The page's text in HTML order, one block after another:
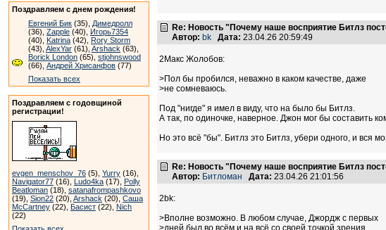
Поздравляем с днем рождения!
Евгений Бик (35), Димедролл
(36), Zapple (40), Игорь7354
(40), Katrina (42), Rory Storm
(43), AlexYar (61), Arshack (63),
Borick London (65), stjohnswood
(66), Андрей Хрисанфов (77)
Показать всех
Поздравляем с годовщиной
регистрации!
evgen_menschov_76 (5), Yurry (16),
Navigator77 (16), Ludo4ka (17), Polly
Beatloman (18), satanafrompashkovo
(19), Sion22 (20), Arshack (20), Саша
McCartney (22), Басист (22), Nich
(22)
Re: Новость "Почему наше восприятие Битлз
Автор: bk Дата: 23.04.26 20:59:49
2Макс Жолобов:
>Пол бы пробился, неважно в каком качестве, даже
>не сомневаюсь.
Под "нигде" я имел в виду, что на было бы Битлз.
А так, по одиночке, наверное. Джон мог бы составить
Но это всё "бы". Битлз это Битлз, убери одного, и вся
Re: Новость "Почему наше восприятие Битлз
Автор: Битломан Дата: 23.04.26 21:01:56
2bk:
>Вполне возможно. В любом случае, Джордж с первых
>дней был во всём и на всё со своей точкой зрения,